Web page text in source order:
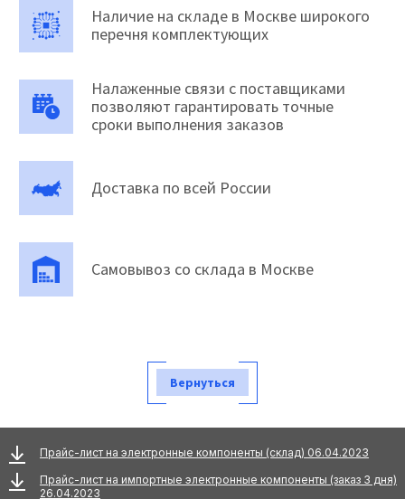
Наличие на складе в Москве широкого
перечня комплектующих
Налаженные связи с поставщиками
позволяют гарантировать точные
сроки выполнения заказов
Доставка по всей России
Самовывоз со склада в Москве
Вернуться
Прайс-лист на электронные компоненты (склад) 06.04.2023
Прайс-лист на импортные электронные компоненты (заказ 3 дня)
26.04.2023